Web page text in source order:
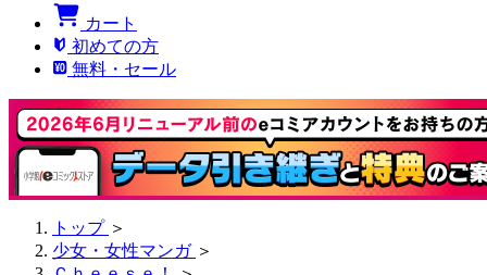
カート
初めての方
無料・セール
トップ ＞
少女・女性マンガ ＞